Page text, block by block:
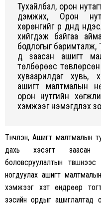
Тухайлбал, орон
дэмжих, Орон
хөрөнгийг үр дүнд
хийгдэж байгаа
бодлогыг баримталж,
д заасан ашигт
төлбөрөөс
хуваарилдаг хувь,
ашигт малтмалын
орон нутгийн
хэмжээг нэмэгдүүлэх
Түүнчлэн, Ашигт малтмалын
дахь хэсэгт заасан
боловсруулалтын
ногдуулах ашигт
хэмжээг хэтөндрөөр
зэсийн ордыг ашиглалтад